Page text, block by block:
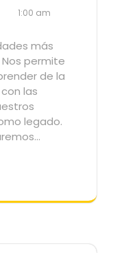
1:00 am
permite
de la
las
legado.